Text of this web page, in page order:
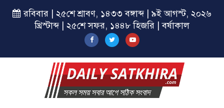
রবিবার | ২৫শে শ্রাবণ, ১৪৩৩ বঙ্গাব্দ | ৯ই আগস্ট, ২০২৬
খ্রিস্টাব্দ | ২৫শে সফর, ১৪৪৮ হিজরি | বর্ষাকাল